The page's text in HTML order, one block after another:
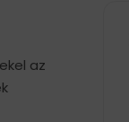
az